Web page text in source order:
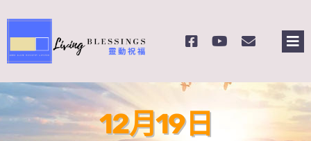
to
content
關於我們 12月19日